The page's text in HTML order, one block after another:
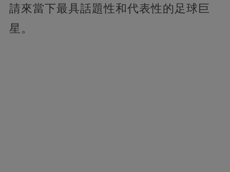
請來當下最具話題性和代表性的足球巨
星。